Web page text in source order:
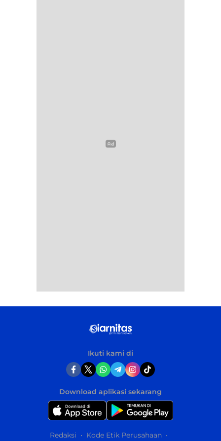
Ikuti kami di
Download aplikasi sekarang
Redaksi
Kode Etik Perusahaan